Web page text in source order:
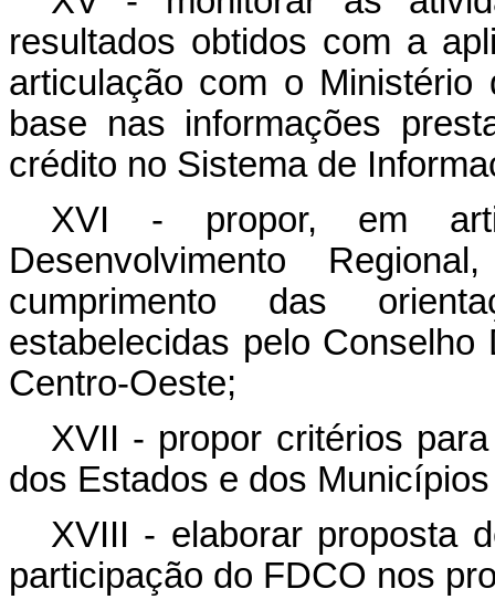
resultados obtidos com a
articulação com o Ministério
base nas informações
crédito no Sistema de
XVI - propor, em
Desenvolvimento
cumprimento das
estabelecidas pelo
Centro-Oeste;
XVII - propor critérios
dos Estados e dos
XVIII - elaborar proposta
participação do FDCO nos